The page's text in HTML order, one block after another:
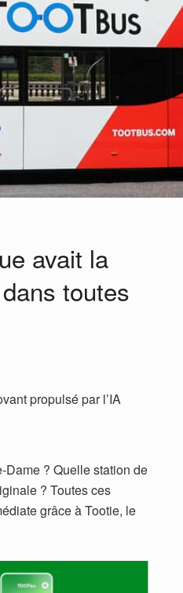
avait la
toutes
propulsé par l’IA
Dame ? Quelle station de
? Toutes ces
grâce à Tootie, le